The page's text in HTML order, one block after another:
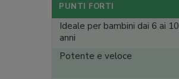
PUNTI FORTI
Ideale per bambini dai 6 ai 10
anni
Potente e veloce